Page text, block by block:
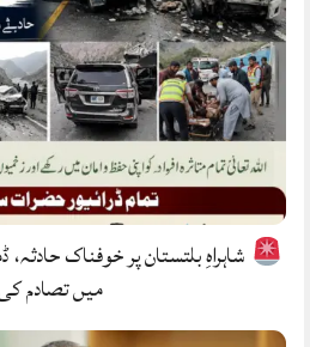
شاہراہِ بلتستان پر خوفناک
میں تصادم